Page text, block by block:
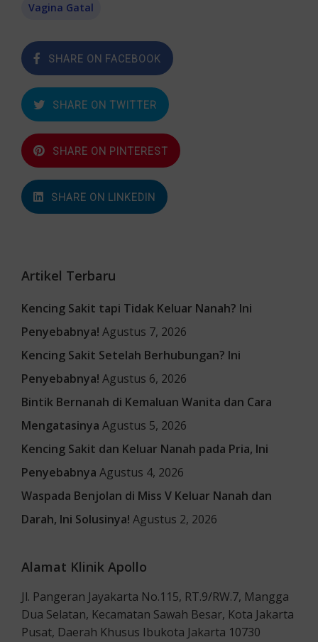
Vagina Gatal
SHARE ON FACEBOOK
SHARE ON TWITTER
SHARE ON PINTEREST
SHARE ON LINKEDIN
Artikel Terbaru
Kencing Sakit tapi Tidak Keluar Nanah? Ini
Penyebabnya! Agustus 7, 2026
Kencing Sakit Setelah Berhubungan? Ini
Penyebabnya! Agustus 6, 2026
Bintik Bernanah di Kemaluan Wanita dan Cara
Mengatasinya Agustus 5, 2026
Kencing Sakit dan Keluar Nanah pada Pria, Ini
Penyebabnya Agustus 4, 2026
Waspada Benjolan di Miss V Keluar Nanah dan
Darah, Ini Solusinya! Agustus 2, 2026
Alamat Klinik Apollo
Jl. Pangeran Jayakarta No.115, RT.9/RW.7, Mangga
Dua Selatan, Kecamatan Sawah Besar, Kota Jakarta
Pusat, Daerah Khusus Ibukota Jakarta 10730